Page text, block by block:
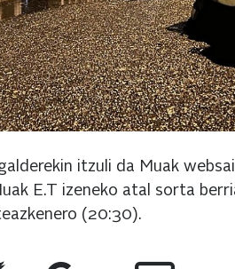
itzuli da Muak
E.T izeneko atal sorta
(20:30).